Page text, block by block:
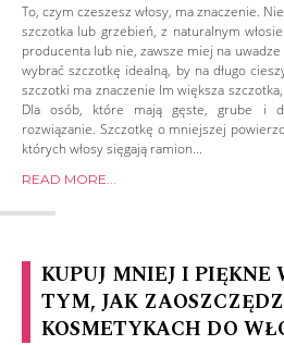
To, czym czeszesz włosy, ma znaczenie.
szczotka lub grzebień, z naturalnym
producenta lub nie, zawsze miej na uwadze
wybrać szczotkę idealną, by na długo
szczotki ma znaczenie Im większa
Dla osób, które mają gęste, grube i
rozwiązanie. Szczotkę o mniejszej
których włosy sięgają ramion...
READ MORE...
KUPUJ MNIEJ I PIĘKNE
TYM, JAK
KOSMETYKACH DO